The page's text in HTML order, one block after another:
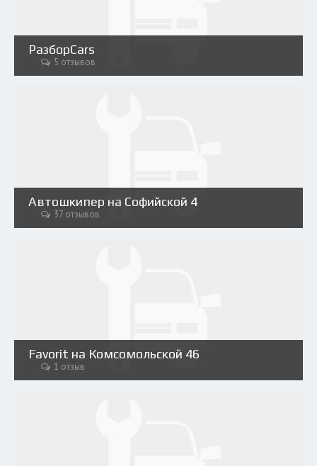
РазборCars
5 отзывов
Автошкипер на Софийской 4
37 отзывов
Favorit на Комсомольской 46
1 отзыв